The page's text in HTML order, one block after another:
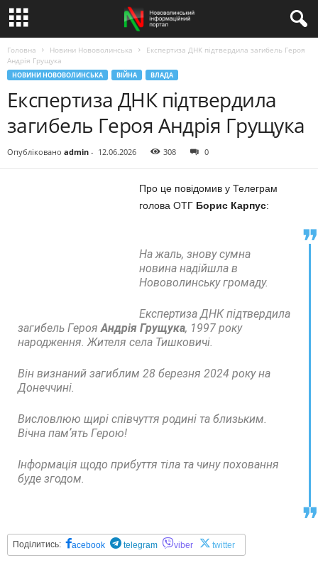
Головна Новини Нововолинська
Експертиза ДНК підтвердила загибель Героя
Андрія Грущука
НОВИНИ НОВОВОЛИНСЬКА ВІЙНА ВЛАДА
Експертиза ДНК підтвердила
загибель Героя Андрія Грущука
Опубліковано admin - 12.06.2026 308 0
Про це повідомив у Телеграм
голова ОТГ Борис Карпус:
На жаль, знову сумна
новина надійшла в
Нововолинську громаду.
Експертиза ДНК підтвердила
загибель ГерояАндрія Грущука, 1997 року
народження. Жителя села Тишковичі.
Він визнаний загиблим 28 березня 2024 року на
Донеччині.
Висловлюю щирі співчуття родині та близьким.
Вічна памʼять Герою!
Інформація щодо прибуття тіла та чину поховання
буде згодом.
Поділитись: acebook telegram viber twitter